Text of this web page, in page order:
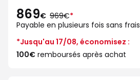
869€ au
lieu
de
969€*
Payable en plusieurs fois sans frais
*Jusqu'au 17/08, économisez :
100€ remboursés après achat